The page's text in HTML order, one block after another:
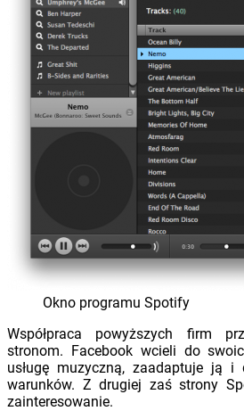
Okno programu Spotify
Współpraca powyższych firm
stronom. Facebook wcieli do
usługę muzyczną, zaadaptuje ją i
warunków. Z drugiej zaś strony
zainteresowanie.